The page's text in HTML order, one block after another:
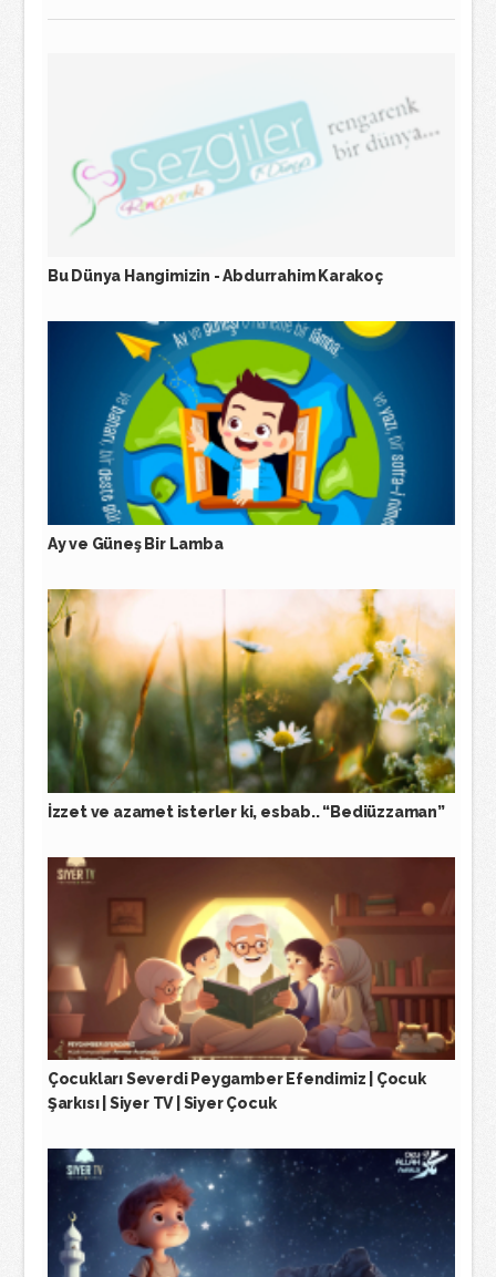
Bu Dünya Hangimizin - Abdurrahim Karakoç
Ay ve Güneş Bir Lamba
İzzet ve azamet isterler ki, esbab.. “Bediüzzaman”
Çocukları Severdi Peygamber Efendimiz | Çocuk
Şarkısı | Siyer TV | Siyer Çocuk